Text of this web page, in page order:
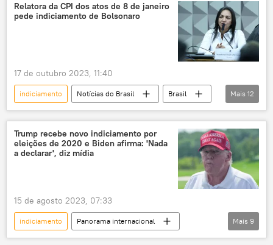
Polícia Federal (PF)
STJ
Superior Tribunal de Justiça
afastamento
delegado
desvio de dinheiro público
desvio de verbas públicas
desvios
assistência social
propina
contratos
Justiça
Relatora da CPI dos atos de 8 de janeiro
pede indiciamento de Bolsonaro
17 de outubro 2023, 11:40
indiciamento Notícias do Brasil
Brasil
CPI
8 de Janeiro
Jair Bolsonaro
Eliziane Gama
Augusto Heleno
Walter Braga Netto
Carla Zambelli
Anderson Torres
Mais 12
Trump recebe novo indiciamento por
eleições de 2020 e Biden afirma: 'Nada
a declarar', diz mídia
15 de agosto 2023, 07:33
indiciamento
Panorama internacional
Américas
EUA
Donald Trump
Mais 9